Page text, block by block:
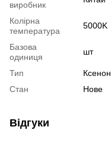
виробник
Колірна
температура
5000K
Базова
одиниця
шт
Тип
Ксенон
Стан
Нове
Відгуки